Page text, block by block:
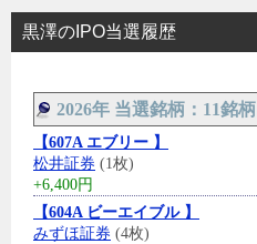
黒澤のIPO当選履歴
2026年 当選銘柄：11銘柄
【607A エブリー 】
松井証券 (1枚)
+6,400円
【604A ビーエイブル 】
みずほ証券 (4枚)